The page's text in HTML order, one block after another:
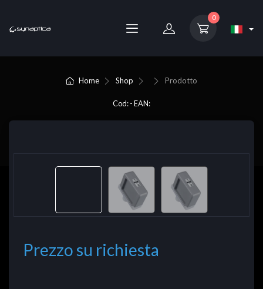
0
Home Shop Prodotto
Cod: - EAN:
Prezzo su richiesta